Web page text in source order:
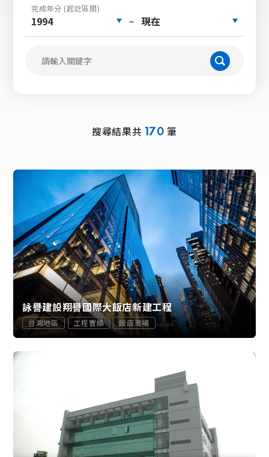
完成年分 (起訖區間)
1994 ~ 現在
搜尋結果共 170 筆
詠譽建設翔譽國際大飯店新建工程
台灣地區 工程實績 飯店商場